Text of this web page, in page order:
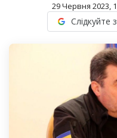
29 Червня 2023,
Слідкуйте